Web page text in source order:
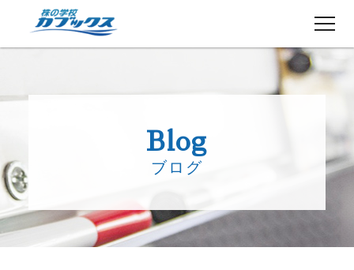
５分でわかるカブックス
授業日程
生徒さんの声
Blog
ブログ